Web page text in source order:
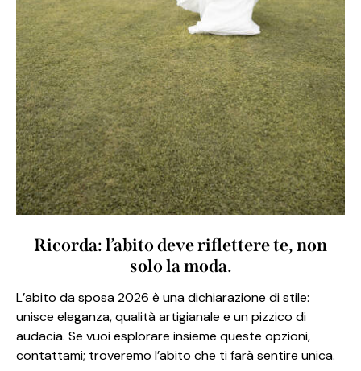
Ricorda: l’abito deve riflettere te, non
solo la moda.
L’abito da sposa 2026 è una dichiarazione di stile:
unisce eleganza, qualità artigianale e un pizzico di
audacia. Se vuoi esplorare insieme queste opzioni,
contattami; troveremo l’abito che ti farà sentire unica.